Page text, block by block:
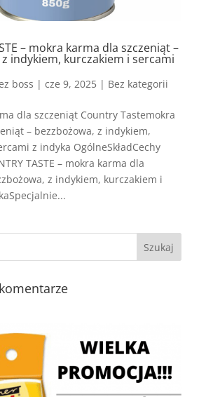
– mokra karma dla szczeniąt –
indykiem, kurczakiem i sercami
boss | cze 9, 2025| Bez kategorii
dla szczeniąt Country Tastemokra
– bezzbożowa, z indykiem,
z indyka OgólneSkładCechy
TASTE – mokra karma dla
z indykiem, kurczakiem i